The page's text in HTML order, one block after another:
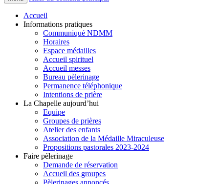
Accueil
Informations pratiques
Communiqué NDMM
Horaires
Espace médailles
Accueil spirituel
Accueil messes
Bureau pèlerinage
Permanence téléphonique
Intentions de prière
La Chapelle aujourd’hui
Equipe
Groupes de prières
Atelier des enfants
Association de la Médaille Miraculeuse
Propositions pastorales 2023-2024
Faire pèlerinage
Demande de réservation
Accueil des groupes
Pèlerinages annoncés